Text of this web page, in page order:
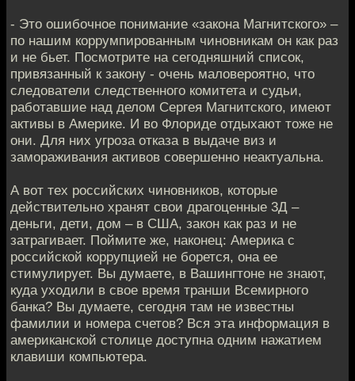
- Это ошибочное понимание «закона Магнитского» –
по нашим коррумпированным чиновникам он как раз
и не бьет. Посмотрите на сегодняшний список,
привязанный к закону - очень маловероятно, что
следователи следственного комитета и судьи,
работавшие над делом Сергея Магнитского, имеют
активы в Америке. И во Флориде отдыхают тоже не
они. Для них угроза отказа в выдаче виз и
замораживания активов совершенно неактуальна.
А вот тех российских чиновников, которые
действительно хранят свои драгоценные 3Д –
деньги, дети, дом – в США, закон как раз и не
затрагивает. Поймите же, наконец: Америка с
российской коррупцией не борется, она ее
стимулирует. Вы думаете, в Вашингтоне не знают,
куда уходили в свое время транши Всемирного
банка? Вы думаете, сегодня там не известны
фамилии и номера счетов? Вся эта информация в
американской столице доступна одним нажатием
клавиши компьютера.